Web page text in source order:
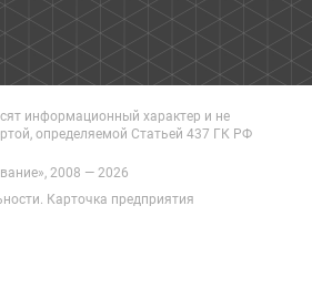
информационный характер и не
определяемой Статьей 437 ГК РФ
2008 — 2026
. Карточка предприятия